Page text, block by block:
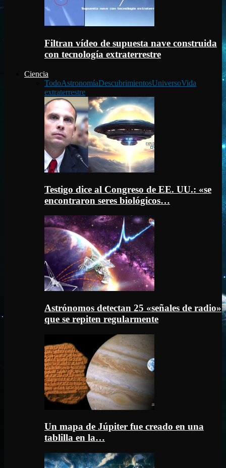
Filtran vídeo de supuesta nave construida
con tecnología extraterrestre
Ciencia
TodoAstronomíaDescubrimientosUniversoVida
extraterrestre
Testigo dice al Congreso de EE. UU.: «se
encontraron seres biológicos…
Astrónomos detectan 25 «señales de radio»
que se repiten regularmente
Un mapa de Júpiter fue creado en una
tablilla en la…